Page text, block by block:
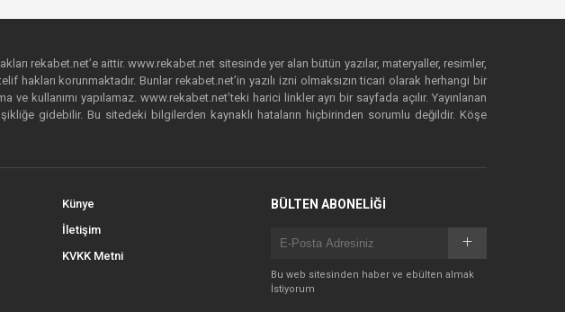
rekabet.net’e aittir. www.rekabet.net sitesinde yer alan bütün yazılar, materyaller, resimler,
hakları korunmaktadır. Bunlar rekabet.net’in yazılı izni olmaksızın ticari olarak herhangi bir
kullanımı yapılamaz. www.rekabet.net’teki harici linkler ayrı bir sayfada açılır. Yayınlanan
gidebilir. Bu sitedeki bilgilerden kaynaklı hataların hiçbirinden sorumlu değildir. Köşe
Künye
İletişim
KVKK Metni
BÜLTEN ABONELİĞİ
Bu web sitesinden haber ve ebülten almak
İstiyorum